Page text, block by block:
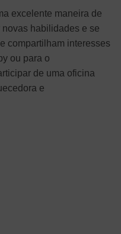
excelente maneira de
habilidades e se
compartilham interesses
ou para o
de uma oficina
e